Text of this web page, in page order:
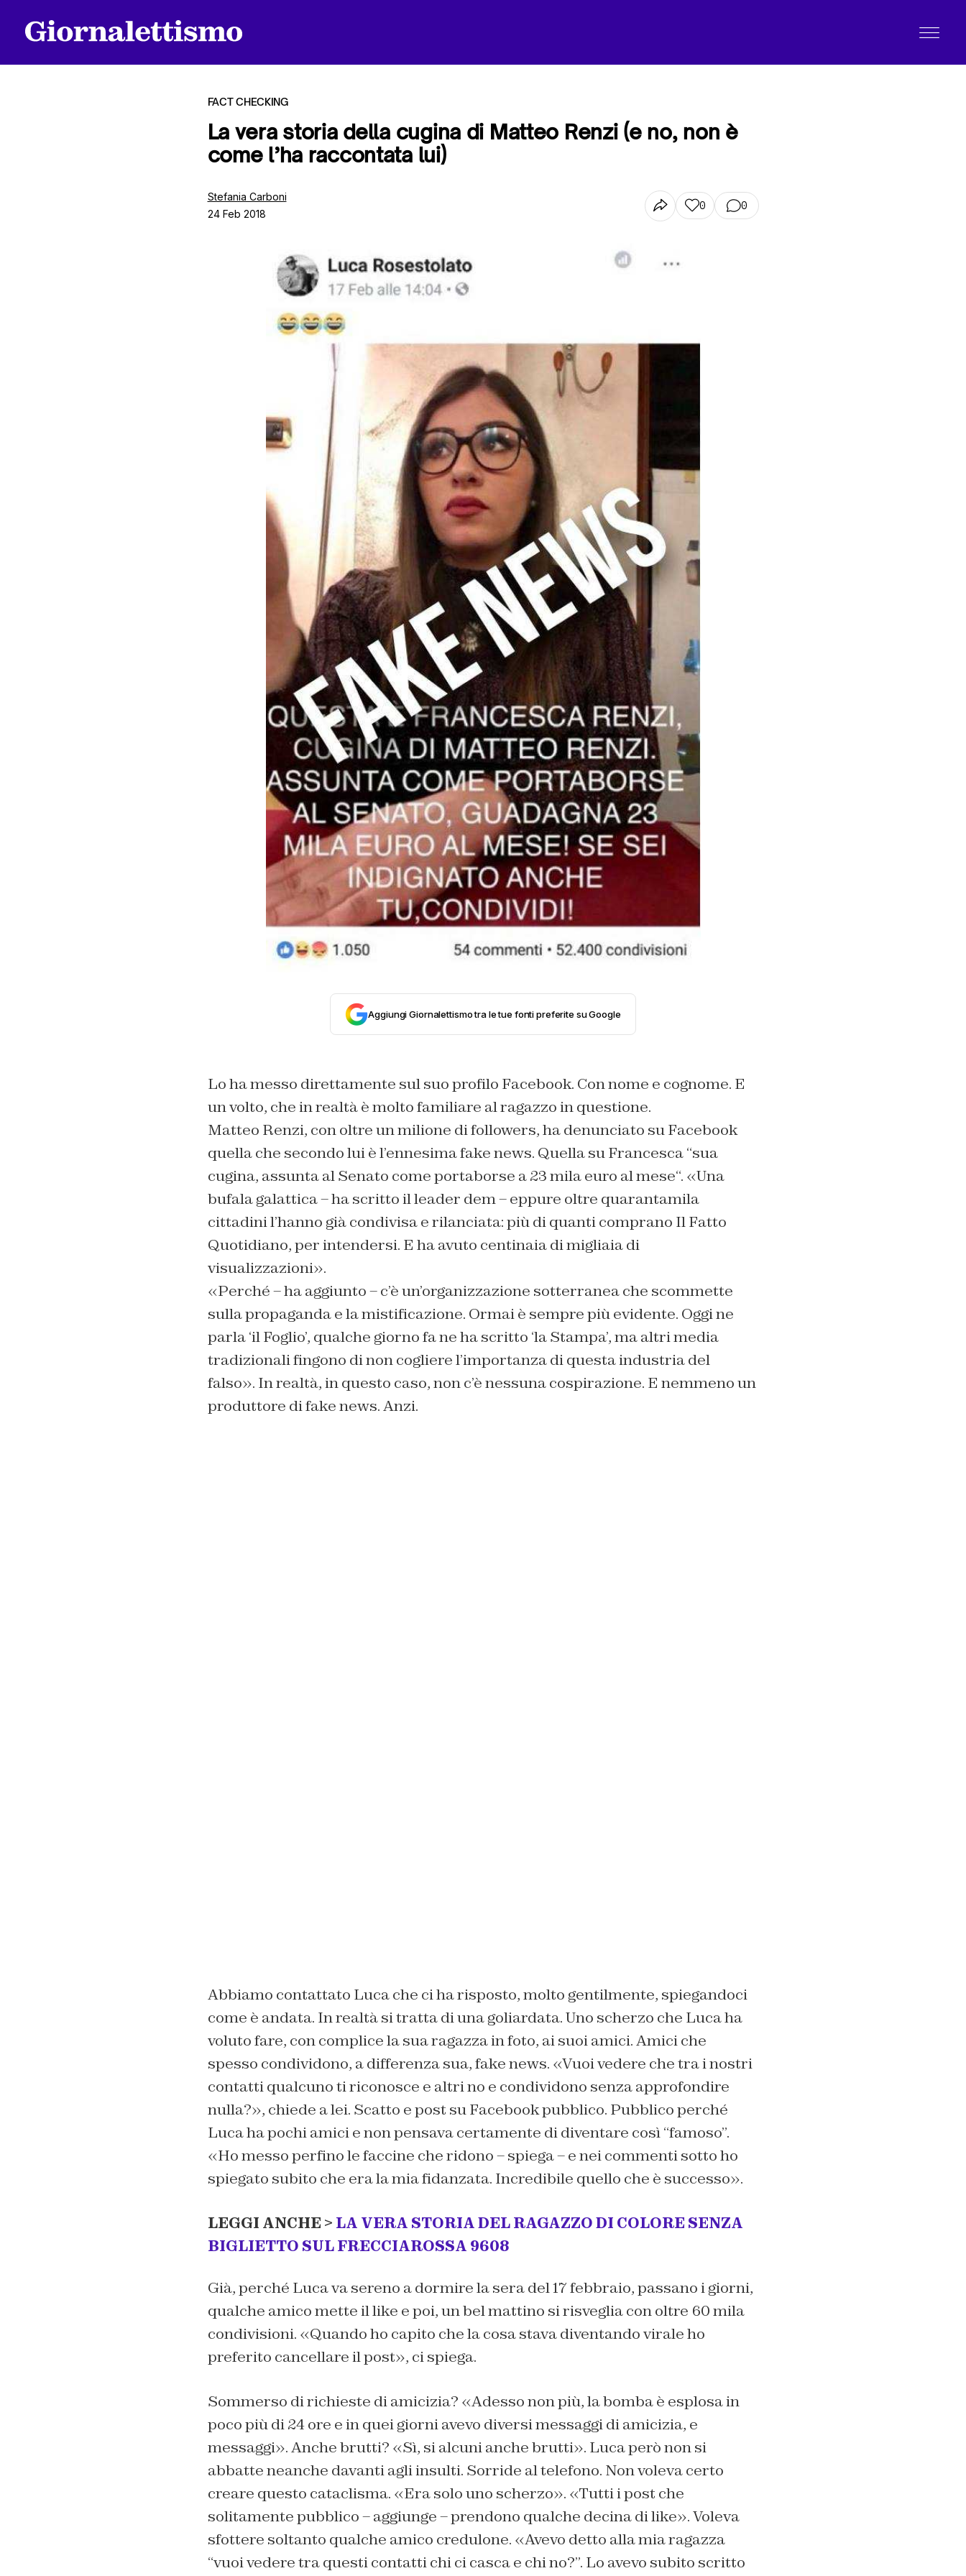
FACT CHECKING
La vera storia della cugina di Matteo Renzi (e no, non è
come l’ha raccontata lui)
Stefania Carboni
24 Feb 2018
0 0
Aggiungi Giornalettismo tra le tue fonti preferite su Google
Lo ha messo direttamente sul suo profilo Facebook. Con nome e cognome. E
un volto, che in realtà è molto familiare al ragazzo in questione.
Matteo Renzi, con oltre un milione di followers, ha denunciato su Facebook
quella che secondo lui è l’ennesima fake news. Quella su Francesca “sua
cugina, assunta al Senato come portaborse a 23 mila euro al mese“. «Una
bufala galattica – ha scritto il leader dem – eppure oltre quarantamila
cittadini l’hanno già condivisa e rilanciata: più di quanti comprano Il Fatto
Quotidiano, per intendersi. E ha avuto centinaia di migliaia di
visualizzazioni».
«Perché – ha aggiunto – c’è un’organizzazione sotterranea che scommette
sulla propaganda e la mistificazione. Ormai è sempre più evidente. Oggi ne
parla ‘il Foglio’, qualche giorno fa ne ha scritto ‘la Stampa’, ma altri media
tradizionali fingono di non cogliere l’importanza di questa industria del
falso». In realtà, in questo caso, non c’è nessuna cospirazione. E nemmeno un
produttore di fake news. Anzi.
Abbiamo contattato Luca che ci ha risposto, molto gentilmente, spiegandoci
come è andata. In realtà si tratta di una goliardata. Uno scherzo che Luca ha
voluto fare, con complice la sua ragazza in foto, ai suoi amici. Amici che
spesso condividono, a differenza sua, fake news. «Vuoi vedere che tra i nostri
contatti qualcuno ti riconosce e altri no e condividono senza approfondire
nulla?», chiede a lei. Scatto e post su Facebook pubblico. Pubblico perché
Luca ha pochi amici e non pensava certamente di diventare così “famoso”.
«Ho messo perfino le faccine che ridono – spiega – e nei commenti sotto ho
spiegato subito che era la mia fidanzata. Incredibile quello che è successo».
LEGGI ANCHE > LA VERA STORIA DEL RAGAZZO DI COLORE SENZA
BIGLIETTO SUL FRECCIAROSSA 9608
Già, perché Luca va sereno a dormire la sera del 17 febbraio, passano i giorni,
qualche amico mette il like e poi, un bel mattino si risveglia con oltre 60 mila
condivisioni. «Quando ho capito che la cosa stava diventando virale ho
preferito cancellare il post», ci spiega.
Sommerso di richieste di amicizia? «Adesso non più, la bomba è esplosa in
poco più di 24 ore e in quei giorni avevo diversi messaggi di amicizia, e
messaggi». Anche brutti? «Sì, si alcuni anche brutti». Luca però non si
abbatte neanche davanti agli insulti. Sorride al telefono. Non voleva certo
creare questo cataclisma. «Era solo uno scherzo». «Tutti i post che
solitamente pubblico – aggiunge – prendono qualche decina di like». Voleva
sfottere soltanto qualche amico credulone. «Avevo detto alla mia ragazza
“vuoi vedere tra questi contatti chi ci casca e chi no?”. Lo avevo subito scritto